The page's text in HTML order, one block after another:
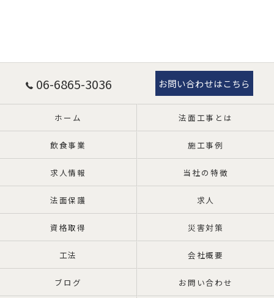
06-6865-3036 お問い合わせはこちら
ホーム 法面工事とは
飲食事業 施工事例
求人情報 当社の特徴
法面保護 求人
資格取得 災害対策
工法 会社概要
ブログ お問い合わせ